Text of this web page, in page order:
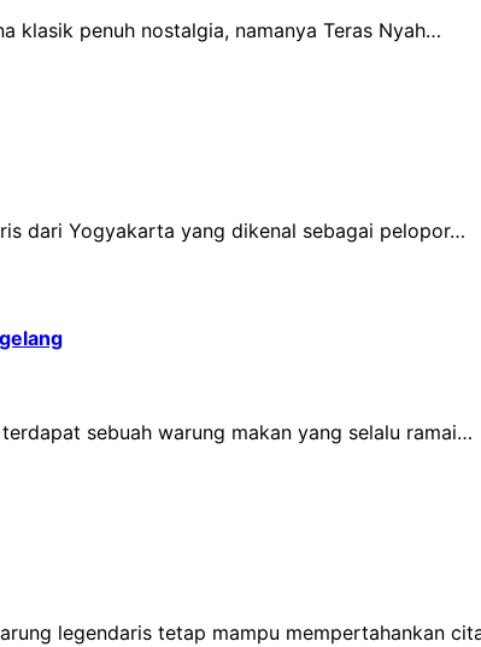
klasik penuh nostalgia, namanya Teras Nyah…
dari Yogyakarta yang dikenal sebagai pelopor…
sebuah warung makan yang selalu ramai…
legendaris tetap mampu mempertahankan